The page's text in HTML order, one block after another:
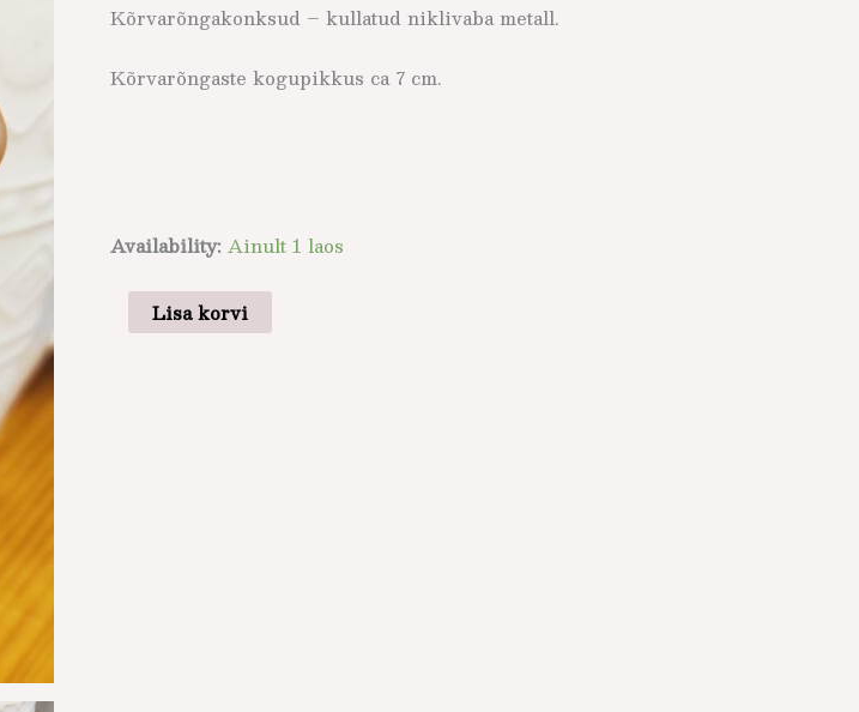
Kõrvarõngakonksud – kullatud niklivaba metall.
Kõrvarõngaste kogupikkus ca 7 cm.
Availability: Ainult 1 laos
Lisa korvi